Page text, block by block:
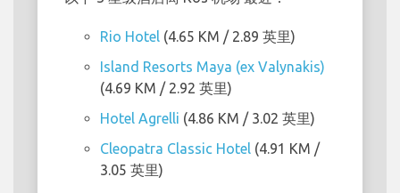
Rio Hotel (4.65 KM / 2.89 英里)
Island Resorts Maya (ex Valynakis)
(4.69 KM / 2.92 英里)
Hotel Agrelli (4.86 KM / 3.02 英里)
Cleopatra Classic Hotel (4.91 KM /
3.05 英里)